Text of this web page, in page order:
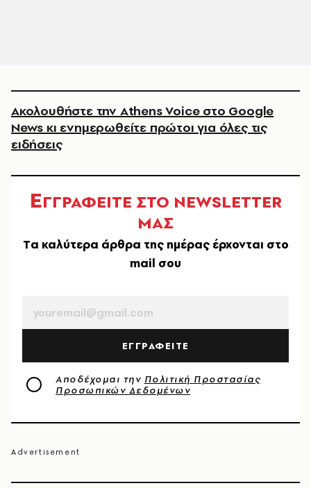
Ακολουθήστε την Athens Voice στο Google
News κι ενημερωθείτε πρώτοι για όλες τις
ειδήσεις
ΕΓΓΡΑΦΕΙΤΕ ΣΤΟ NEWSLETTER
ΜΑΣ
Tα καλύτερα άρθρα της ημέρας έρχονται στο
mail σου
ΕΓΓΡΑΦΕΙΤΕ
Αποδέχομαι την Πολιτική Προστασίας
Προσωπικών Δεδομένων